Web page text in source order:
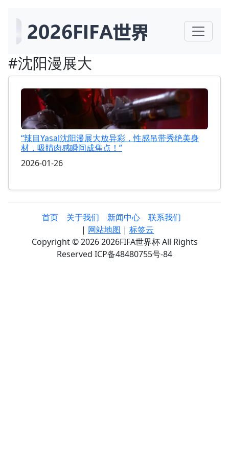
#沈阳漫展大
“辣目Yasal沈阳漫展大放异彩，性感吊带秀绝美身
材，吸睛肉感瞬间成焦点！”
2026-01-26
首页 关于我们 新闻中心
联系我们
| 网站地图 | 标签云
Copyright © 2026 2026FIFA世界杯 All Rights
Reserved ICP备48480755号-84